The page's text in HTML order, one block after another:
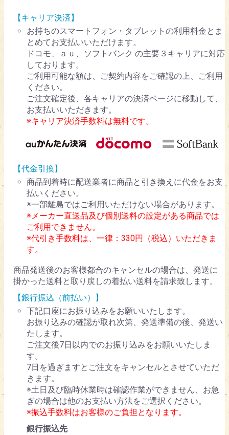
【キャリア決済】
お持ちのスマートフォン・タブレットの利用料金とま
とめてお支払いいただけます。
ドコモ、ａｕ、ソフトバンク の主要３キャリアに対応
しております。
ご利用可能な額は、ご契約内容をご確認の上、ご利用
ください。
ご注文確定後、各キャリアの決済ページに移動して、
お支払いいただきます。
※キャリア決済手数料は無料です。
【代金引換】
商品到着時に配送業者に商品と引き換えに代金をお支
払いください。
※一部離島ではご利用いただけない場合があります。
※メーカー直送品及び個別送料の設定がある商品では
ご利用できません。
※代引き手数料は、一律：330円（税込）いただきま
す。
商品発送後のお客様都合のキャンセルの場合は、発送に
掛かった送料と取り戻しの着払い送料を請求致します。
【銀行振込（前払い）】
下記口座にお振り込みをお願いいたします。
お振り込みの確認が取れ次第、発送準備の後、発送い
たします。
ご注文後7日以内でのお振り込みをお願いいたしま
す。
7日を過ぎますとご注文をキャンセルとさせていただ
きます。
※土日及び臨時休業時は確認作業ができません、お急
ぎの場合は他のお支払い方法をご選択ください。
※振込手数料はお客様のご負担となります。
銀行振込先